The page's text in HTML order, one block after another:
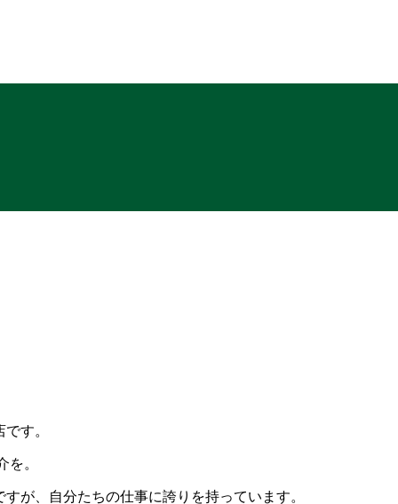
す。
を。
が、自分たちの仕事に誇りを持っています。